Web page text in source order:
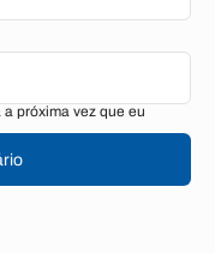
próxima vez que eu